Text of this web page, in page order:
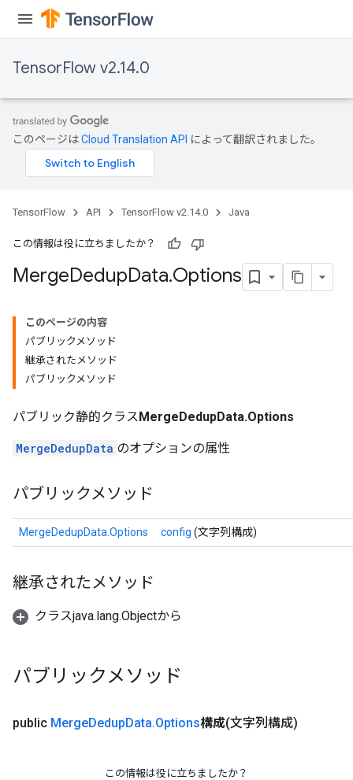
TensorFlow v2.14.0
このページはCloud Translation API によって翻訳されました。
TensorFlow API TensorFlow v2.14.0 Java
この情報は役に立ちましたか？
MergeDedupData.Options
このページの内容
パブリックメソッド
継承されたメソッド
パブリックメソッド
パブリック静的クラスMergeDedupData.Options
MergeDedupData のオプションの属性
パブリックメソッド
MergeDedupData.Options config (文字列構成)
継承されたメソッド
クラスjava.lang.Objectから
パブリックメソッド
public MergeDedupData.Options構成(文字列構成)
この情報は役に立ちましたか？